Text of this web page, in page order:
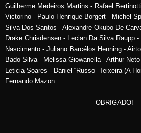
Guilherme Medeiros Martins - Rafael
Victorino - Paulo Henrique Borgert - Michel
Silva Dos Santos - Alexandre Okubo De
Drake Chrisdensen - Lecian Da Silva Raupp
Nascimento - Juliano Barcélos Henning -
Bado Silva - Melissa Giowanella - Arthur
Leticia Soares - Daniel “Russo” Teixeira (A
Fernando Mazon
OBRIGADO!